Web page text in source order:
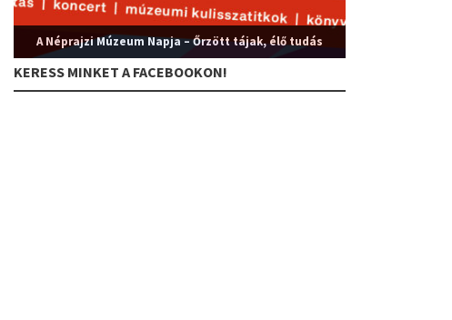
A Néprajzi Múzeum Napja – Őrzött tájak, élő tudás
KERESS MINKET A FACEBOOKON!